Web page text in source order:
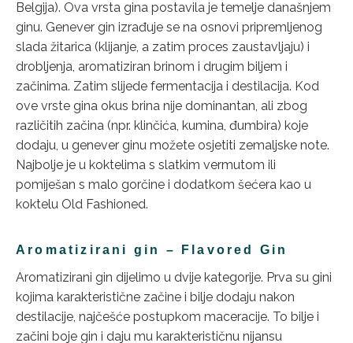
Belgija). Ova vrsta gina postavila je temelje današnjem
ginu. Genever gin izrađuje se na osnovi pripremljenog
slada žitarica (klijanje, a zatim proces zaustavljaju) i
drobljenja, aromatiziran brinom i drugim biljem i
začinima. Zatim slijede fermentacija i destilacija. Kod
ove vrste gina okus brina nije dominantan, ali zbog
različitih začina (npr. klinčića, kumina, đumbira) koje
dodaju, u genever ginu možete osjetiti zemaljske note.
Najbolje je u koktelima s slatkim vermutom ili
pomiješan s malo gorčine i dodatkom šećera kao u
koktelu Old Fashioned.
Aromatizirani gin – Flavored Gin
Aromatizirani gin dijelimo u dvije kategorije. Prva su gini
kojima karakteristične začine i bilje dodaju nakon
destilacije, najčešće postupkom maceracije. To bilje i
začini boje gin i daju mu karakterističnu nijansu